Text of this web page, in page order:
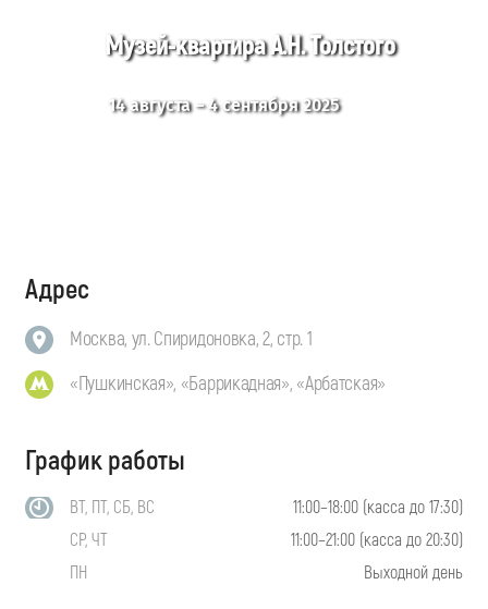
Музей-квартира А.Н. Толстого
14 августа – 4 сентября 2025
Адрес
Москва, ул. Спиридоновка, 2, стр. 1
«Пушкинская», «Баррикадная», «Арбатская»
График работы
ВТ, ПТ, СБ, ВС
11:00–18:00 (касса до 17:30)
СР, ЧТ
11:00–21:00 (касса до 20:30)
ПН
Выходной день